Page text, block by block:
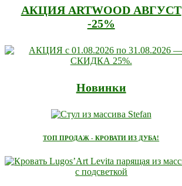
АКЦИЯ ARTWOOD АВГУСТ
-25%
Новинки
ТОП ПРОДАЖ - КРОВАТИ ИЗ ДУБА!